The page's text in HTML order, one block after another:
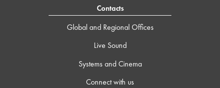
Contacts
Global and Regional Offices
Live Sound
Systems and Cinema
Connect with us